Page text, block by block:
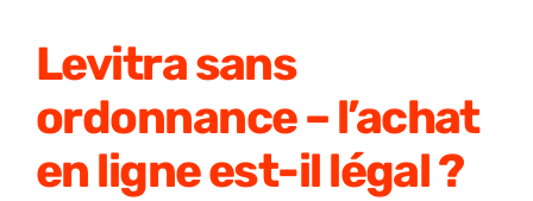
Levitra sans
ordonnance – l’achat
en ligne est-il légal ?